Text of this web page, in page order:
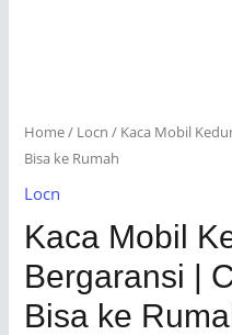
Home/ Locn / Kaca Mobil
Bisa ke Rumah
Locn
Kaca Mobil
Bergaransi |
Bisa ke